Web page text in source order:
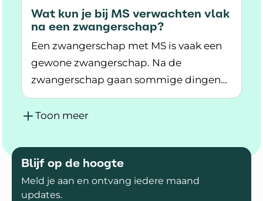
geen problemen hoeft op te leveren
tijdens de zwangerschap.
Wat kun je bij MS verwachten vlak
na een zwangerschap?
Een zwangerschap met MS is vaak een
gewone zwangerschap. Na de
zwangerschap gaan sommige dingen
wel anders. Ook kan je gezondheid
tijdelijk veranderen.
Lees meer over Wat kun je bij MS verwachten
Toon meer
Blijf op de hoogte
Meld je aan en ontvang iedere maand
updates.